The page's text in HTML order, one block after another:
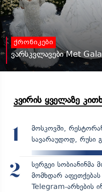
ქრონიკები
ვარსკვლავები Met
კვირის ყველაზე
1
მოსკოვში,
სავარაუდოდ, რუსი
2
სერგეი სობიანინმა
მომხდარ
Telegram-არხების